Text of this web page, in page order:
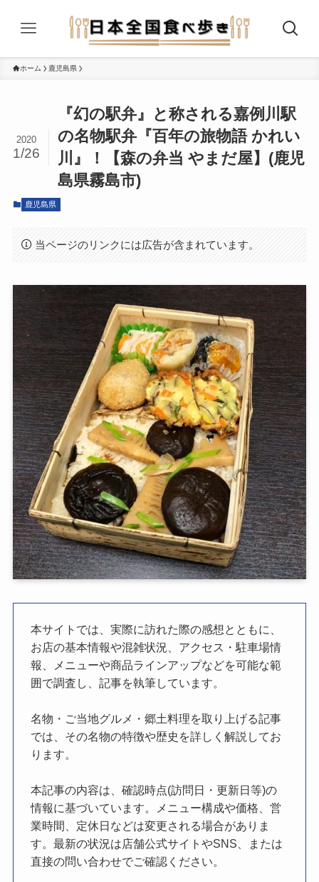
ホーム 鹿児島県
『幻の駅弁』と称される嘉例川駅
の名物駅弁『百年の旅物語 かれい
川』！【森の弁当 やまだ屋】(鹿児
島県霧島市)
2020
1/26
鹿児島県
当ページのリンクには広告が含まれています。
本サイトでは、実際に訪れた際の感想とともに、
お店の基本情報や混雑状況、アクセス・駐車場情
報、メニューや商品ラインアップなどを可能な範
囲で調査し、記事を執筆しています。
名物・ご当地グルメ・郷土料理を取り上げる記事
では、その名物の特徴や歴史を詳しく解説してお
ります。
本記事の内容は、確認時点(訪問日・更新日等)の
情報に基づいています。メニュー構成や価格、営
業時間、定休日などは変更される場合がありま
す。最新の状況は店舗公式サイトやSNS、または
直接の問い合わせでご確認ください。